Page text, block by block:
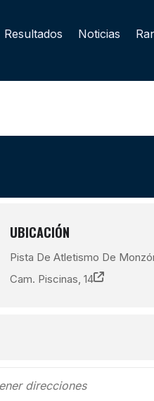
Resultados Noticias
UBICACIÓN
Pista De Atletismo De
Cam. Piscinas, 14